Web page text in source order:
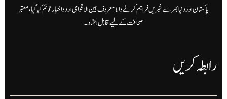
پاکستان اور دنیا بھر سے خبریں فراہم کرنے والا معروف بین الاقوامی اردو اخبار قائم کیا گیا، معتبر
صحافت کے لیے قابل اعتماد۔
رابطہ کریں